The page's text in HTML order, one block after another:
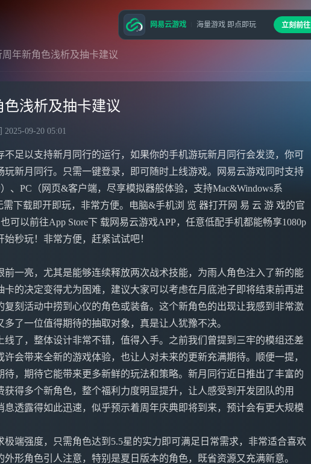
年新角色浅析及抽卡建议
浅析及抽卡建议
2025-09-20 05:01
不足以支持新月同行的运行，如果你的手机游玩新月同行会发烫，你可
玩新月同行。只需一键登录，即可随时上线游戏。网易云游戏同时支持
、PC（网页&客户端，尽享模拟器般体验，支持Mac&Windows系
下载即开即玩，非常方便。电脑&手机浏 览 器打开网 易 云 游 戏的官
可以前往App Store下 载网易云游戏APP，任意低配手机都能畅享1080p
秒玩！非常方便，赶紧试试吧！
前一亮，尤其是能够连续释放两次战术技能，为雨人角色注入了新的能
卡的决定变得尤为困难，建议大家可以考虑在月底池子即将结束前再进
复刻活动中捞到心仪的角色或装备。这个新角色的出现让我感到非常激
了一位值得期待的抽取对象，真是让人犹豫不决。
线了，整体设计非常不错，值得入手。之前我们曾提到三牢的模组还差
会带来全新的游戏体验，也让人对未来的更新充满期待。顺便一提，
待，期待它能带来更多新鲜的玩法和策略。新月同行近日推出了丰富的
得多个新角色，整个福利力度明显提升，让人感受到开发团队的用
息透露得如此迅速，似乎预示着周年庆典即将到来，预计会有更大规模
极端强度，只需角色达到5.5星的实力即可满足日常需求，非常适合喜欢
形角色引人注意，特别是夏日版本的角色，既省资源又充满新意。
网易云游戏 海量游戏 即点即玩 立刻前往